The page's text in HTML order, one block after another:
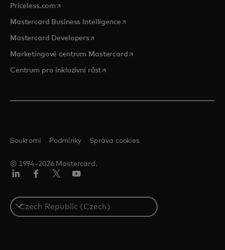
Priceless.com opens in a new tab
Mastercard Business Intelligenceopens in a new tab
Mastercard Developersopens in a new tab
Marketingové centrum Mastercardopens in a new tab
Centrum pro inkluzivní růstopens in a new tab
© 1994–2026 Mastercard.
Soukromí Podmínky Správa cookies
Select
a
country